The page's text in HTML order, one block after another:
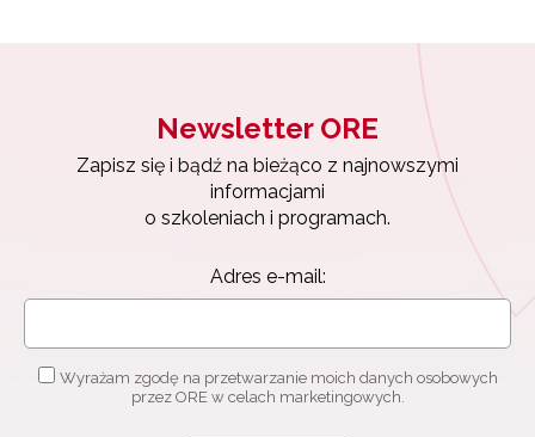
Newsletter ORE
Zapisz się i bądź na bieżąco z najnowszymi
informacjami
o szkoleniach i programach.
Adres e-mail:
Wyrażam zgodę na przetwarzanie moich danych osobowych
przez ORE w celach marketingowych.